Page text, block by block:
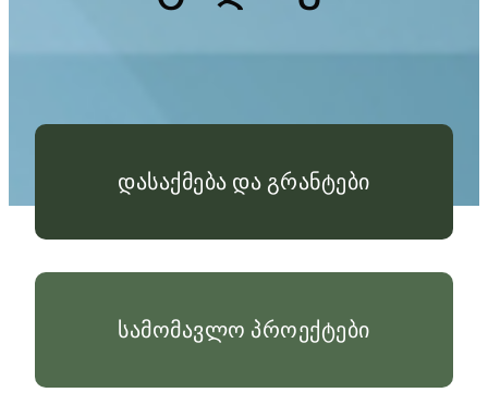
დასაქმება და გრანტები
სამომავლო პროექტები